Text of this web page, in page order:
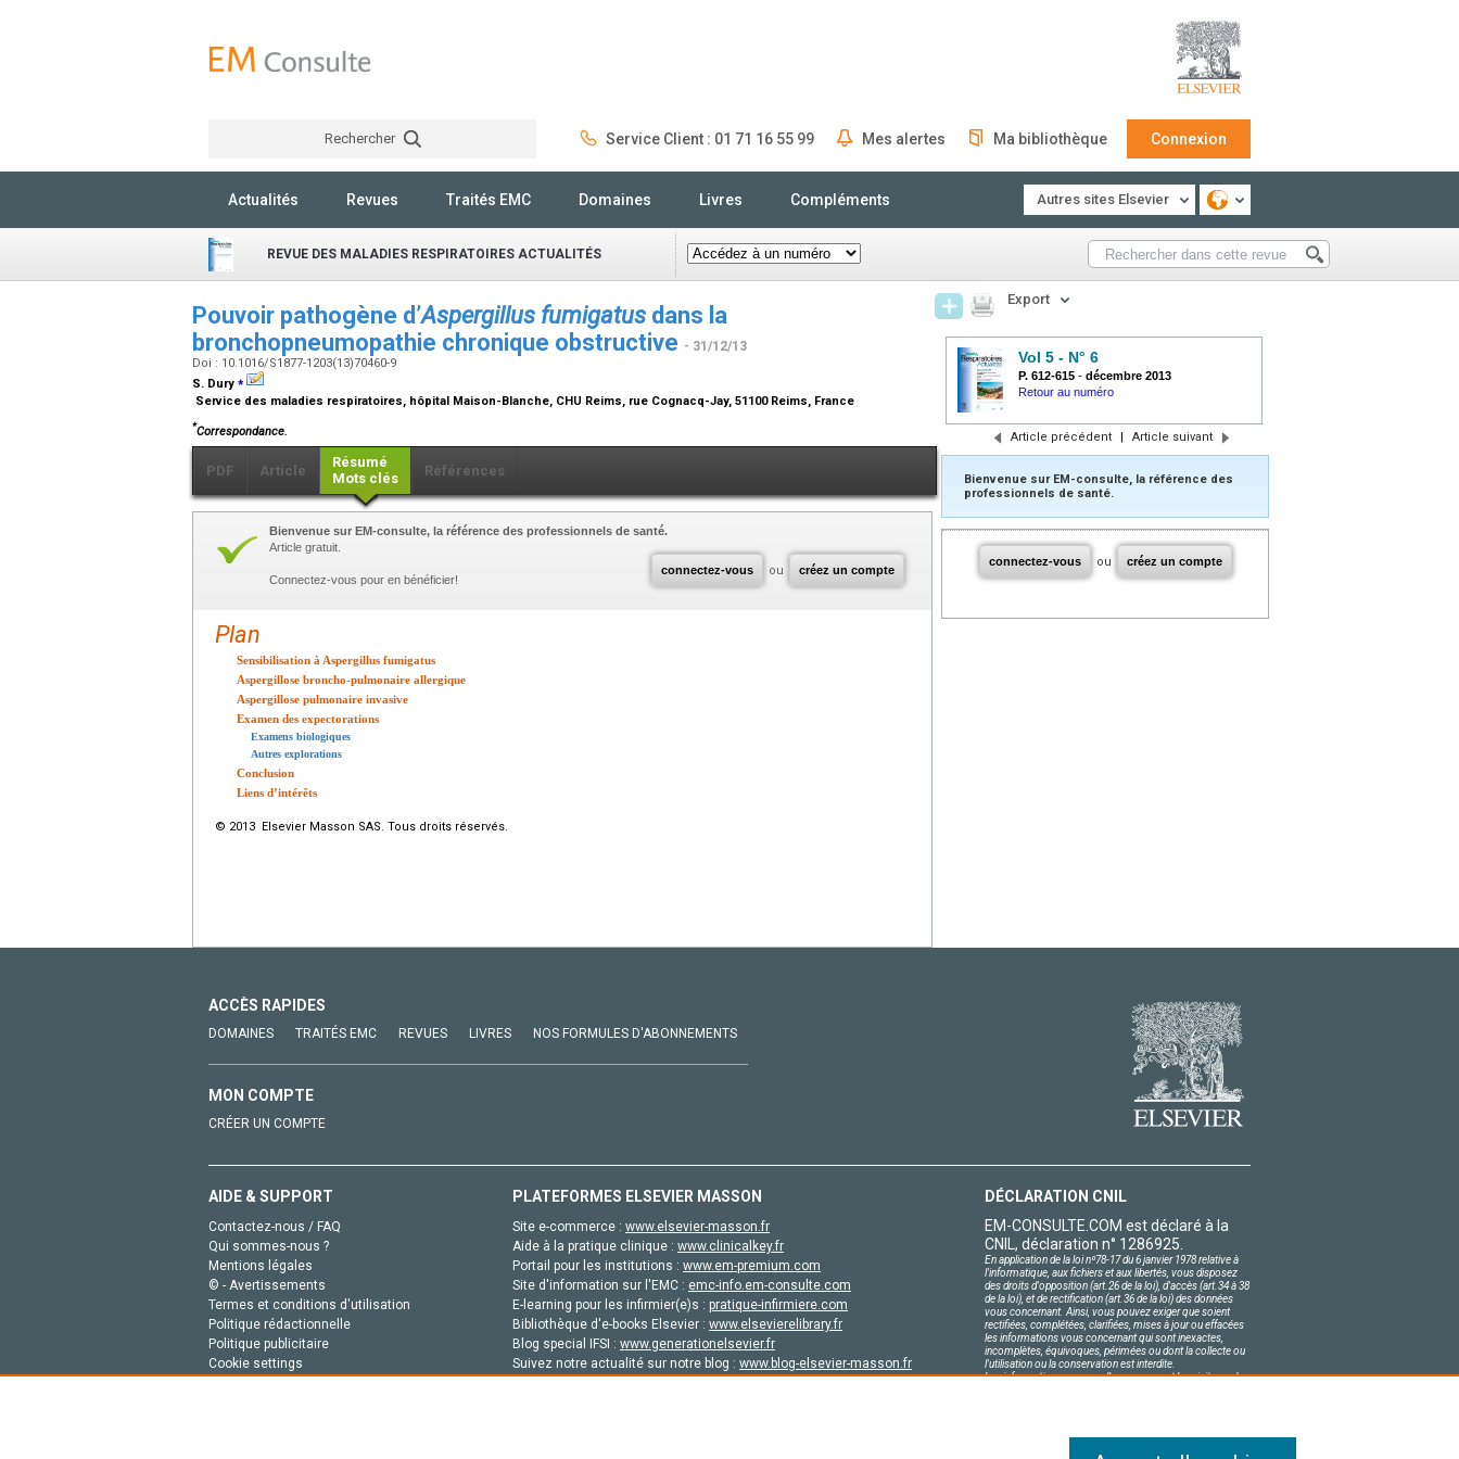
Rechercher Service Client : 01 71 16 55 99 Mes alertes Ma bibliothèque Connexion
Actualités Revues Traités EMC Domaines Livres Compléments Autres sites Elsevier
REVUE DES MALADIES RESPIRATOIRES ACTUALITÉS
Pouvoir pathogène d’Aspergillus fumigatus dans la
bronchopneumopathie chronique obstructive - 31/12/13
Doi : 10.1016/S1877-1203(13)70460-9
S. Dury ⁎
Service des maladies respiratoires, hôpital Maison-Blanche, CHU Reims, rue Cognacq-Jay, 51100 Reims, France
*Correspondance.
PDF Article
Résumé
Mots clés
Références
connectez-vous ou créez un compte
Bienvenue sur EM-consulte, la référence des professionnels de santé.
Article gratuit.
Connectez-vous pour en bénéficier!
Plan
Sensibilisation à Aspergillus fumigatus
Aspergillose broncho-pulmonaire allergique
Aspergillose pulmonaire invasive
Examen des expectorations
Examens biologiques
Autres explorations
Conclusion
Liens d’intérêts
© 2013 Elsevier Masson SAS. Tous droits réservés.
Export
Vol 5 - N° 6
P. 612-615 - décembre 2013
Retour au numéro
Article précédent | Article suivant
Bienvenue sur EM-consulte, la référence des
professionnels de santé.
connectez-vous ou créez un compte
ACCÈS RAPIDES
DOMAINES TRAITÉS EMC REVUES LIVRES NOS FORMULES D'ABONNEMENTS
MON COMPTE
CRÉER UN COMPTE
AIDE & SUPPORT
Contactez-nous / FAQ
Qui sommes-nous ?
Mentions légales
© - Avertissements
Termes et conditions d'utilisation
Politique rédactionnelle
Politique publicitaire
Cookie settings
PLATEFORMES ELSEVIER MASSON
Site e-commerce : www.elsevier-masson.fr
Aide à la pratique clinique : www.clinicalkey.fr
Portail pour les institutions : www.em-premium.com
Site d'information sur l'EMC : emc-info.em-consulte.com
E-learning pour les infirmier(e)s : pratique-infirmiere.com
Bibliothèque d'e-books Elsevier : www.elsevierelibrary.fr
Blog special IFSI : www.generationelsevier.fr
Suivez notre actualité sur notre blog : www.blog-elsevier-masson.fr
DÉCLARATION CNIL
EM-CONSULTE.COM est déclaré à la
CNIL, déclaration n° 1286925.
En application de la loi nº78-17 du 6 janvier 1978 relative à
l'informatique, aux fichiers et aux libertés, vous disposez
des droits d'opposition (art.26 de la loi), d'accès (art.34 à 38
de la loi), et de rectification (art.36 de la loi) des données
vous concernant. Ainsi, vous pouvez exiger que soient
rectifiées, complétées, clarifiées, mises à jour ou effacées
les informations vous concernant qui sont inexactes,
incomplètes, équivoques, périmées ou dont la collecte ou
l'utilisation ou la conservation est interdite.
Les informations personnelles concernant les visiteurs de